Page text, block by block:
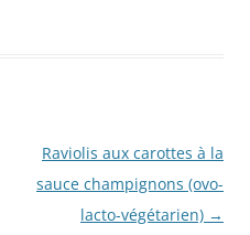
Raviolis aux carottes à la
sauce champignons (ovo-
lacto-végétarien) →